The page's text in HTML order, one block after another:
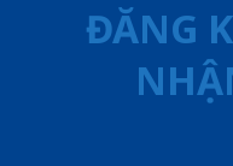
ĐĂNG